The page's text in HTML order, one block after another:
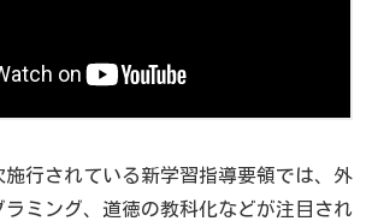
施行されている新学習指導要領では、外
ラミング、道徳の教科化などが注目され